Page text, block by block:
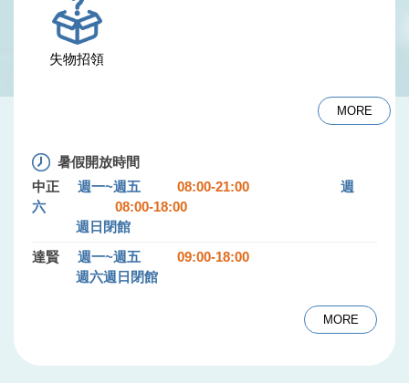
失物招領
MORE
暑假開放時間
中正
週一~週五 08:00-21:00
週
六
08:00-18:00
週日閉館
達賢
週一~週五
09:00-18:00
週六週日閉館
MORE